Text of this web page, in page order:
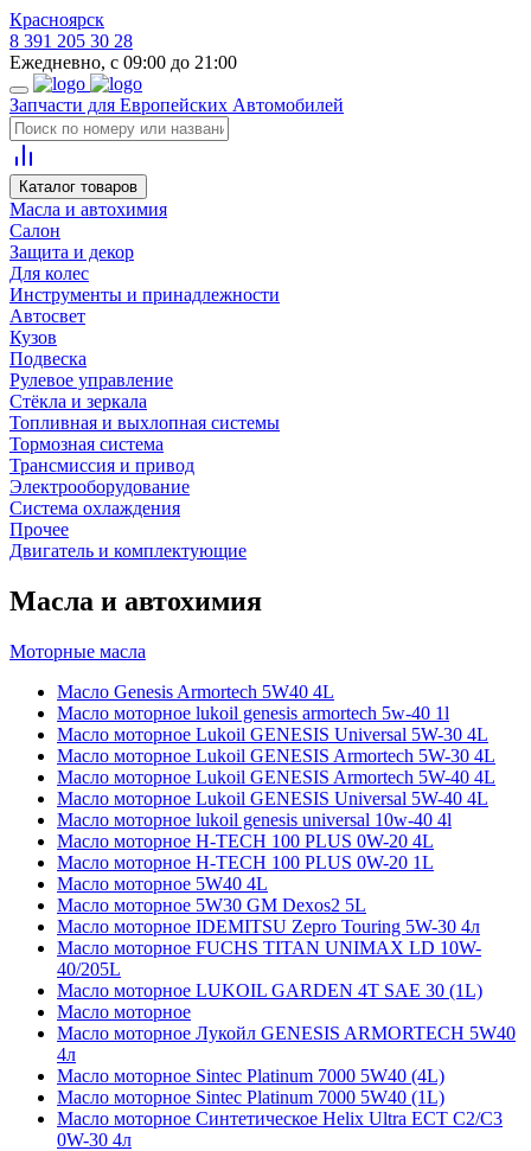
Красноярск
8 391 205 30 28
Ежедневно, с 09:00 до 21:00
Запчасти для Европейских Автомобилей
Каталог товаров
Масла и автохимия
Салон
Защита и декор
Для колес
Инструменты и принадлежности
Автосвет
Кузов
Подвеска
Рулевое управление
Стёкла и зеркала
Топливная и выхлопная системы
Тормозная система
Трансмиссия и привод
Электрооборудование
Система охлаждения
Прочее
Двигатель и комплектующие
Масла и автохимия
Моторные масла
Масло Genesis Armortech 5W40 4L
Масло моторное lukoil genesis armortech 5w-40 1l
Масло моторное Lukoil GENESIS Universal 5W-30 4L
Масло моторное Lukoil GENESIS Armortech 5W-30 4L
Масло моторное Lukoil GENESIS Armortech 5W-40 4L
Масло моторное Lukoil GENESIS Universal 5W-40 4L
Масло моторное lukoil genesis universal 10w-40 4l
Масло моторное H-TECH 100 PLUS 0W-20 4L
Масло моторное H-TECH 100 PLUS 0W-20 1L
Масло моторное 5W40 4L
Масло моторное 5W30 GM Dexos2 5L
Масло моторное IDEMITSU Zepro Touring 5W-30 4л
Масло моторное FUCHS TITAN UNIMAX LD 10W-
40/205L
Масло моторное LUKOIL GARDEN 4Т SAE 30 (1L)
Масло моторное
Масло моторное Лукойл GENESIS ARMORTECH 5W40
4л
Масло моторное Sintec Platinum 7000 5W40 (4L)
Масло моторное Sintec Platinum 7000 5W40 (1L)
Масло моторное Синтетическое Helix Ultra ECT C2/C3
0W-30 4л